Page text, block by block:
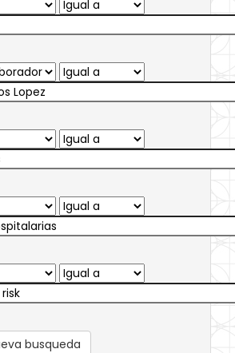
busqueda